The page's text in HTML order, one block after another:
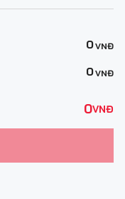
0VNĐ
0VNĐ
0VNĐ